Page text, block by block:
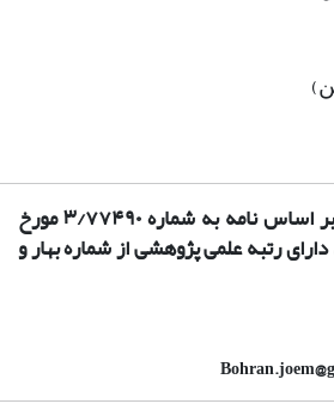
)
نامه به شماره ۳/۷۷۴۹۰ مورخ
رتبه علمی پژوهشی از شماره بهار و